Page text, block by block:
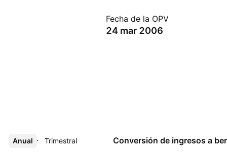
Fecha de la OPV
24 mar 2006
Anual Trimestral
Más Conversión de ingresos a